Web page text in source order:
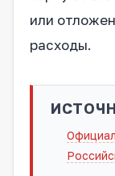
или
расходы.